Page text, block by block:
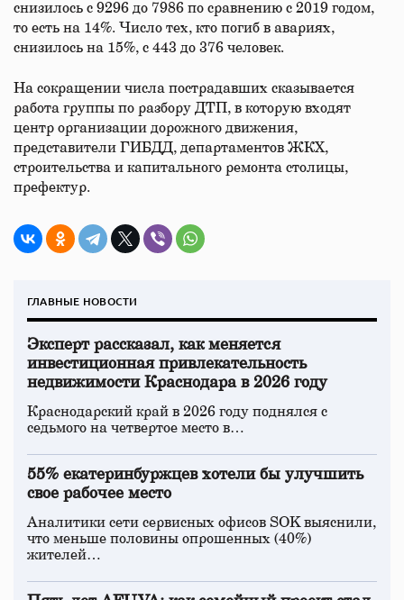
снизилось с 9296 до 7986 по сравнению с 2019 годом,
то есть на 14%. Число тех, кто погиб в авариях,
снизилось на 15%, с 443 до 376 человек.
На сокращении числа пострадавших сказывается
работа группы по разбору ДТП, в которую входят
центр организации дорожного движения,
представители ГИБДД, департаментов ЖКХ,
строительства и капитального ремонта столицы,
префектур.
ГЛАВНЫЕ НОВОСТИ
Эксперт рассказал, как меняется
инвестиционная привлекательность
недвижимости Краснодара в 2026 году
Краснодарский край в 2026 году поднялся с
седьмого на четвертое место в…
55% екатеринбуржцев хотели бы улучшить
свое рабочее место
Аналитики сети сервисных офисов SOK выяснили,
что меньше половины опрошенных (40%)
жителей…